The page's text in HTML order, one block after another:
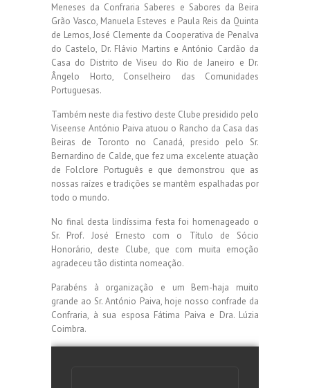
Meneses da Confraria Saberes e Sabores da Beira
Grão Vasco, Manuela Esteves e Paula Reis da Quinta
de Lemos, José Clemente da Cooperativa de Penalva
do Castelo, Dr. Flávio Martins e António Cardão da
Casa do Distrito de Viseu do Rio de Janeiro e Dr.
Ângelo Horto, Conselheiro das Comunidades
Portuguesas.
Também neste dia festivo deste Clube presidido pelo
Viseense António Paiva atuou o Rancho da Casa das
Beiras de Toronto no Canadá, presido pelo Sr.
Bernardino de Calde, que fez uma excelente atuação
de Folclore Português e que demonstrou que as
nossas raízes e tradições se mantêm espalhadas por
todo o mundo.
No final desta lindíssima festa foi homenageado o
Sr. Prof. José Ernesto com o Título de Sócio
Honorário, deste Clube, que com muita emoção
agradeceu tão distinta nomeação.
Parabéns à organização e um Bem-haja muito
grande ao Sr. António Paiva, hoje nosso confrade da
Confraria, à sua esposa Fátima Paiva e Dra. Lúzia
Coimbra.